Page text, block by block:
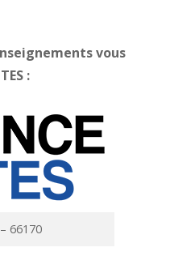
vous
:
66170